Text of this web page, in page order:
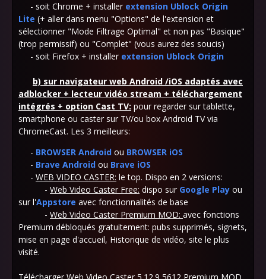
- soit Chrome + installer extension Ublock Origin
Lite (+ aller dans menu "Options" de l'extension et
sélectionner "Mode Filtrage Optimal" et non pas "Basique"
(trop permissif) ou "Complet" (vous aurez des soucis)
- soit Firefox + installer extension Ublock Origin
b) sur navigateur web Android /iOS adaptés avec
adblocker + lecteur vidéo stream + téléchargement
intégrés + option Cast TV: pour regarder sur tablette,
smartphone ou caster sur TV/ou box Android TV via
ChromeCast. Les 3 meilleurs:
- BROWSER Android ou BROWSER iOS
- Brave Android ou Brave iOS
- WEB VIDEO CASTER: le top. Dispo en 2 versions:
- Web Video Caster Free: dispo sur Google Play ou
sur l'Appstore avec fonctionnalités de base
- Web Video Caster Premium MOD: avec fonctions
Premium débloqués gratuitement: pubs supprimés, signets,
mise en page d'accueil, Historique de vidéo, site le plus
visité.